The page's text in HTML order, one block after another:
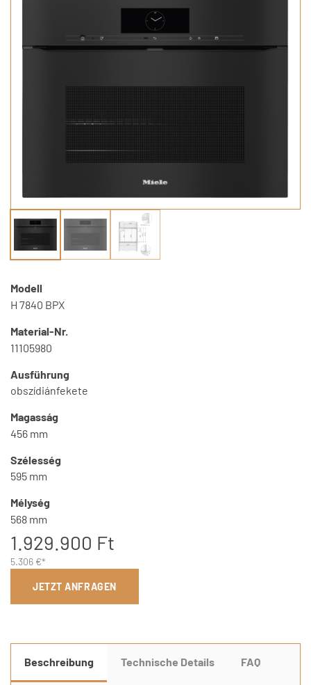
Modell
H 7840 BPX
Material-Nr.
11105980
Ausführung
obszídiánfekete
Magasság
456 mm
Szélesség
595 mm
Mélység
568 mm
1.929.900 Ft
5.306 €*
JETZT ANFRAGEN
Beschreibung Technische Details FAQ